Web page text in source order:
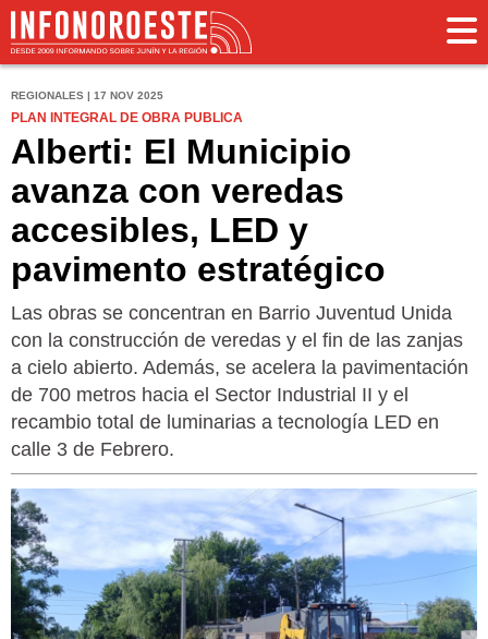
REGIONALES | 17 NOV 2025
PLAN INTEGRAL DE OBRA PUBLICA
Alberti: El Municipio
avanza con veredas
accesibles, LED y
pavimento estratégico
Las obras se concentran en Barrio Juventud Unida
con la construcción de veredas y el fin de las zanjas
a cielo abierto. Además, se acelera la pavimentación
de 700 metros hacia el Sector Industrial II y el
recambio total de luminarias a tecnología LED en
calle 3 de Febrero.